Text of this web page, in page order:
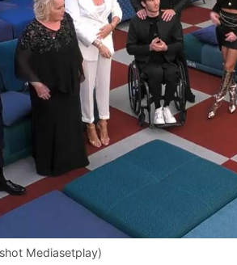
Mediasetplay)